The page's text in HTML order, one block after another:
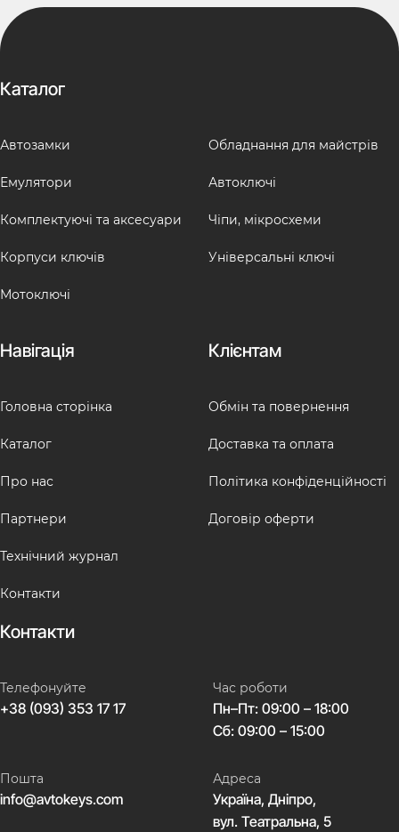
Каталог
Автозамки
Емулятори
Комплектуючі та аксесуари
Корпуси ключів
Мотоключі
Обладнання для майстрів
Автоключі
Чіпи, мікросхеми
Універсальні ключі
Навігація
Головна сторінка
Каталог
Про нас
Партнери
Технічний журнал
Контакти
Клієнтам
Обмін та повернення
Доставка та оплата
Політика конфіденційності
Договір оферти
Контакти
Телефонуйте
+38 (093) 353 17 17
Час роботи
Пн–Пт: 09:00 – 18:00
Сб: 09:00 – 15:00
Пошта
info@avtokeys.com
Адреса
Україна, Дніпро,
вул. Театральна, 5